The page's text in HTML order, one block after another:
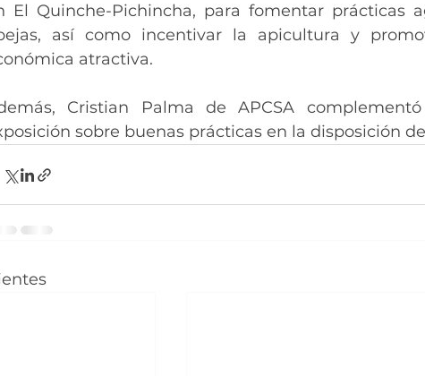
El Quinche-Pichincha, para fomentar prácticas
así como incentivar la apicultura y
atractiva.
Cristian Palma de APCSA
sobre buenas prácticas en la disposición